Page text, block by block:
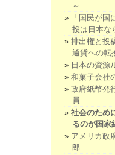
～
「国民が
投は日本な
排出権と投
通貨への転
日本の資源
和菓子会社
政府紙幣発
員
社会のため
るのが国家
アメリカ政
郎